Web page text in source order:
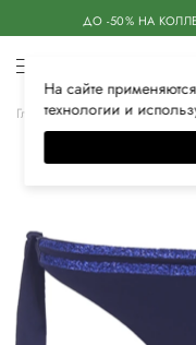
ДО -50% НА
Главная Женская Одежда
На сайте применяются
технологии и